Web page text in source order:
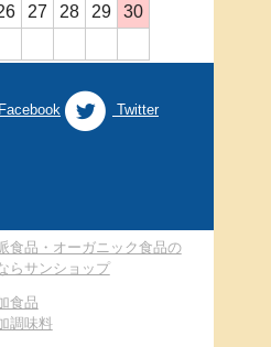
27 28 29
30
Facebook Twitter
食品・オーガニック食品の
らサンショップ
食品
調味料